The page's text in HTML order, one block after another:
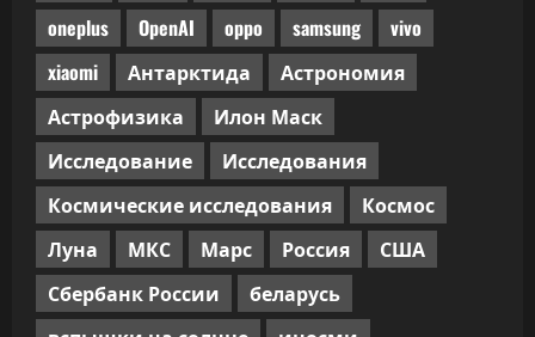
oneplus
OpenAI oppo samsung
vivo
xiaomi
Антарктида
Астрономия
Астрофизика
Илон Маск
Исследование
Исследования
Космические исследования
Космос
Луна
МКС Марс Россия
США
Сбербанк России
беларусь